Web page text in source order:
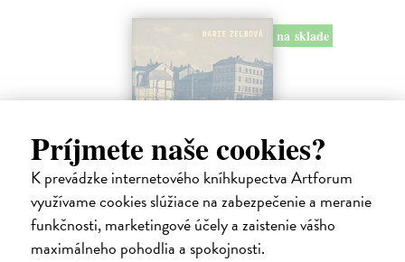
Príjmete naše cookies?
K prevádzke internetového kníhkupectva Artforum
využívame cookies slúžiace na zabezpečenie a meranie
funkčnosti, marketingové účely a zaistenie vášho
maximálneho pohodlia a spokojnosti.
na sklade
Táňa / Praha 3 / Žižkov